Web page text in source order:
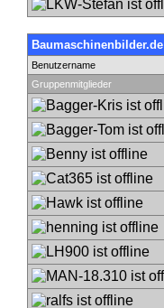
Benutzername
Gruppenmitglieder